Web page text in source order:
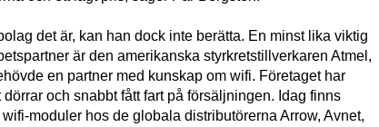
det är, kan han dock inte berätta. En minst lika viktig
är den amerikanska styrkretstillverkaren Atmel,
en partner med kunskap om wifi. Företaget har
dörrar och snabbt fått fart på försäljningen. Idag finns
wifi-moduler hos de globala distributörerna Arrow, Avnet,